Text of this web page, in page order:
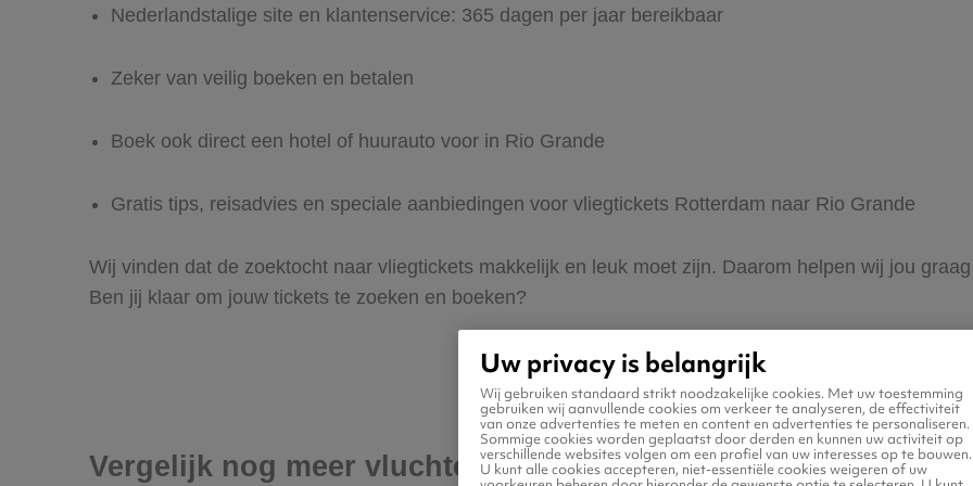
Nederlandstalige site en klantenservice: 365 dagen per jaar bereikbaar
Zeker van veilig boeken en betalen
Boek ook direct een hotel of huurauto voor in Rio Grande
Gratis tips, reisadvies en speciale aanbiedingen voor vliegtickets Rotterdam naar Rio Grande
Wij vinden dat de zoektocht naar vliegtickets makkelijk en leuk moet zijn. Daarom helpen wij jou
Ben jij klaar om jouw tickets te zoeken en boeken?
Vergelijk nog meer vluchten naar Rio Grande
Uw privacy is belangrijk
Wij gebruiken standaard strikt noodzakelijke cookies. Met uw toestemming
gebruiken wij aanvullende cookies om verkeer te analyseren, de effectiviteit
van onze advertenties te meten en content en advertenties te personaliseren.
Sommige cookies worden geplaatst door derden en kunnen uw activiteit op
verschillende websites volgen om een profiel van uw interesses op te bouwen.
U kunt alle cookies accepteren, niet-essentiële cookies weigeren of uw